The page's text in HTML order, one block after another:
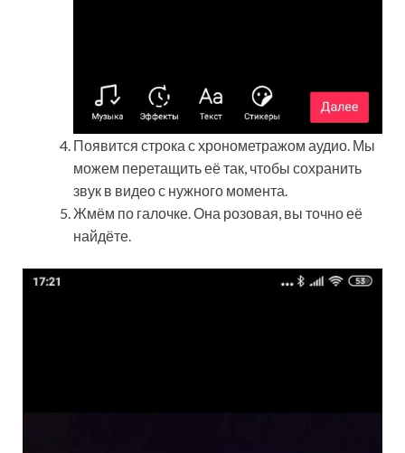
Появится строка с хронометражом аудио. Мы
можем перетащить её так, чтобы сохранить
звук в видео с нужного момента.
Жмём по галочке. Она розовая, вы точно её
найдёте.